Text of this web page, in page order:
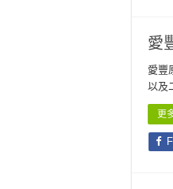
愛
愛豐
以及
更